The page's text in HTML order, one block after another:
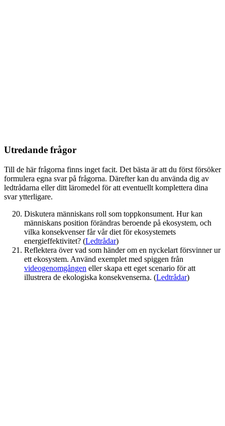
Utredande frågor
Till de här frågorna finns inget facit. Det bästa är att du först försöker
formulera egna svar på frågorna. Därefter kan du använda dig av
ledtrådarna eller ditt läromedel för att eventuellt komplettera dina
svar ytterligare.
Diskutera människans roll som toppkonsument. Hur kan
människans position förändras beroende på ekosystem, och
vilka konsekvenser får vår diet för ekosystemets
energieffektivitet? (Ledtrådar)
Reflektera över vad som händer om en nyckelart försvinner ur
ett ekosystem. Använd exemplet med spiggen från
videogenomgången eller skapa ett eget scenario för att
illustrera de ekologiska konsekvenserna. (Ledtrådar)